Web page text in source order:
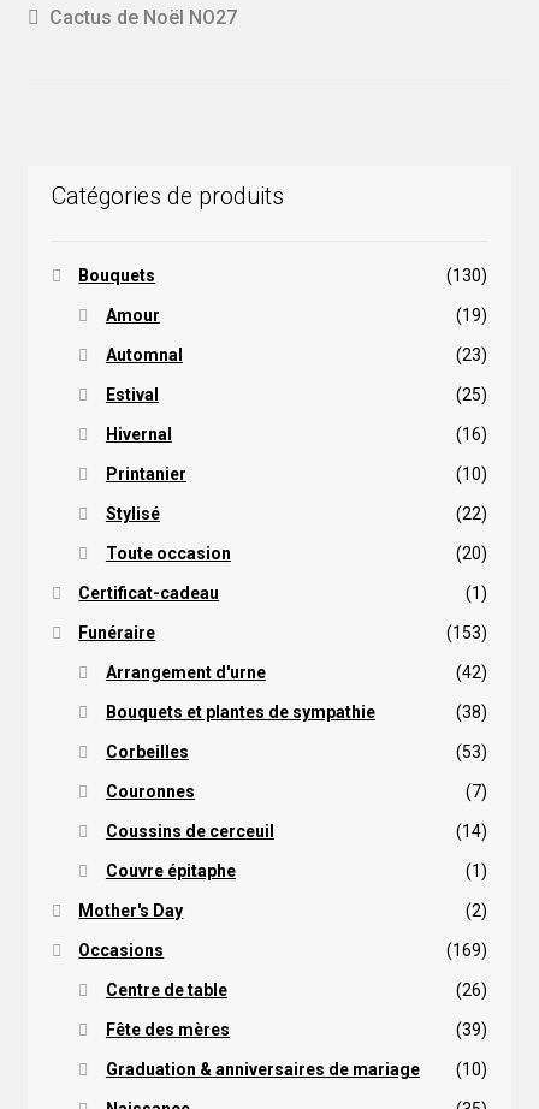
Navigation
Article
Cactus de Noël NO27
Catégories de produits
Bouquets (130)
Amour (19)
Automnal (23)
Estival (25)
Hivernal (16)
Printanier (10)
Stylisé (22)
Toute occasion (20)
Certificat-cadeau (1)
Funéraire (153)
Arrangement d'urne (42)
Bouquets et plantes de sympathie (38)
Corbeilles (53)
Couronnes (7)
Coussins de cerceuil (14)
Couvre épitaphe (1)
Mother's Day (2)
Occasions (169)
Centre de table (26)
Fête des mères (39)
Graduation & anniversaires de mariage (10)